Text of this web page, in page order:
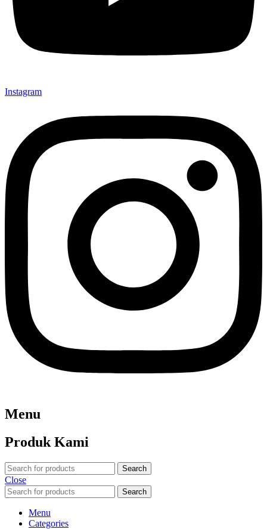
Instagram
Menu
Produk Kami
Search
Close
Search
Menu
Categories